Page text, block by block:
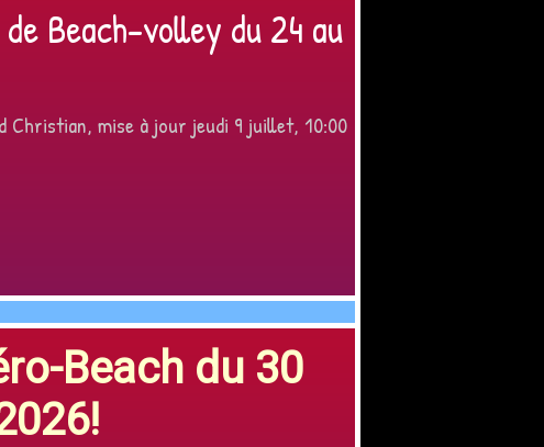
Beach-volley du 24 au
Christian, mise à jour jeudi 9 juillet, 10:00
Beach du 30